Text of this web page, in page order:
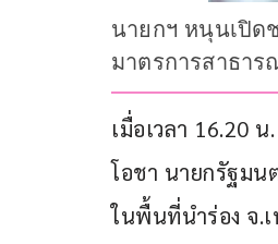
นายกฯ หนุนเปิด
มาตรการสาธา
เมื่อเวลา 16.20
โอชา นายกรัฐมน
ในพื้นที่นำร่อง จ.